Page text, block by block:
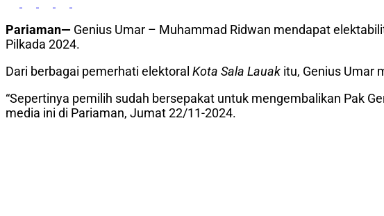
Pariaman— Genius Umar – Muhammad Ridwan mendapat
Pilkada 2024.
Dari berbagai pemerhati elektoral Kota Sala Lauak itu, Genius Umar
“Sepertinya pemilih sudah bersepakat untuk mengembalikan Pak
media ini di Pariaman, Jumat 22/11-2024.